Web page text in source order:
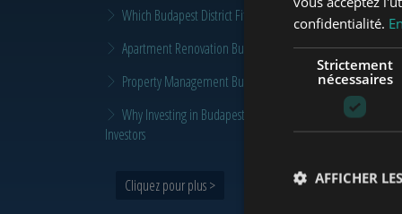
Which Budapest District Fits Which Property Investor in 2026?
Apartment Renovation Budapest: How to Plan a Smarter
Property Management Budapest: When Does It Make Sense
Why Investing in Budapest Real Estate is a Smart Move in
Investors
Cliquez pour plus >
confidentialité.
Strictement
nécessaires
AFFICHER